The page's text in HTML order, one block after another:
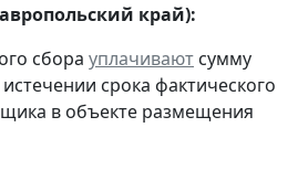
край):
сбора уплачивают сумму
срока фактического
в объекте размещения